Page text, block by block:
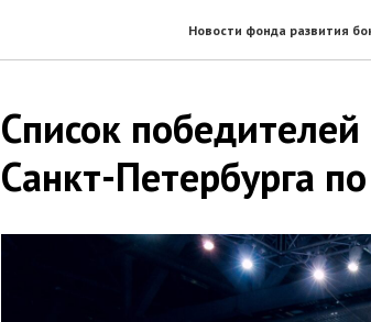
Новости фонда развития
Список
Санкт-Петербурга